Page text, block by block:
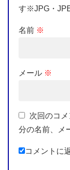
す※JPG・
名前 ※
メール ※
次回のコ
分の名前、メ
コメントに